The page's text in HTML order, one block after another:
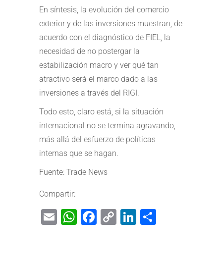
En síntesis, la evolución del comercio
exterior y de las inversiones muestran, de
acuerdo con el diagnóstico de FIEL, la
necesidad de no postergar la
estabilización macro y ver qué tan
atractivo será el marco dado a las
inversiones a través del RIGI.
Todo esto, claro está, si la situación
internacional no se termina agravando,
más allá del esfuerzo de políticas
internas que se hagan.
Fuente: Trade News
Compartir:
EmailWhatsApp
Facebook
CopyLinkedIn